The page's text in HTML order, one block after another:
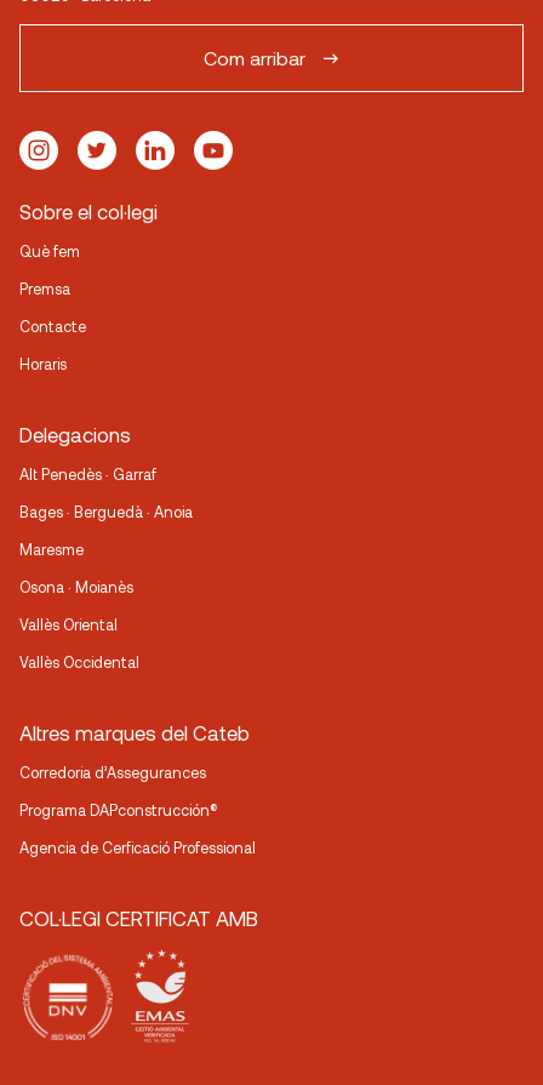
Com arribar
Sobre el col·legi
Què fem
Premsa
Contacte
Horaris
Delegacions
Alt Penedès · Garraf
Bages · Berguedà · Anoia
Maresme
Osona · Moianès
Vallès Oriental
Vallès Occidental
Altres marques del Cateb
Corredoria d’Assegurances
Programa DAPconstrucción®
Agencia de Cerficació Professional
COL·LEGI CERTIFICAT AMB